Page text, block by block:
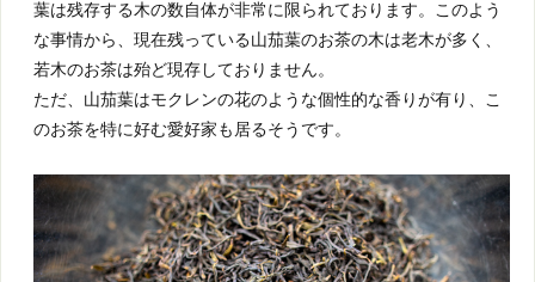
葉は残存する木の数自体が非常に限られております。このよう
な事情から、現在残っている山茄葉のお茶の木は老木が多く、
若木のお茶は殆ど現存しておりません。
ただ、山茄葉はモクレンの花のような個性的な香りが有り、こ
のお茶を特に好む愛好家も居るそうです。